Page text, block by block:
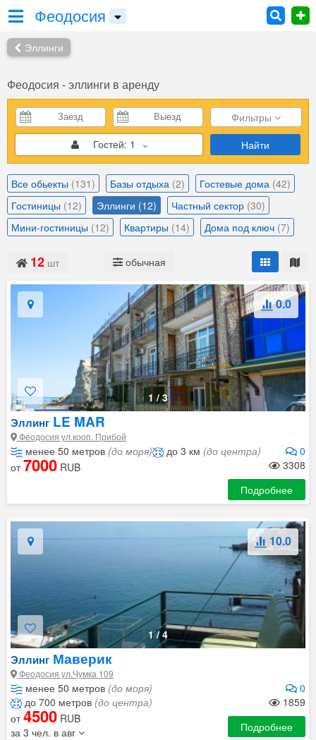
Феодосия
Эллинги
Феодосия - эллинги в аренду
Фильтры
Гостей: 1 Найти
Все обьекты (131) Базы отдыха (2) Гостевые дома (42)
Гостиницы (12) Эллинги (12) Частный сектор (30)
Мини-гостиницы (12) Квартиры (14) Дома под ключ (7)
12 шт обычная
1 /3
0.0
Эллинг LE MAR
Феодосия ул.кооп. Прибой
менее 50 метров (до моря) 0
до 3 км (до центра)
3308
от7000 RUB
Подробнее
1/4
10.0
Эллинг Маверик
Феодосия ул.Чумка 109
менее 50 метров (до моря)
0
до 700 метров (до центра)
1859
от4500 RUB
за 3 чел. в авг
Подробнее